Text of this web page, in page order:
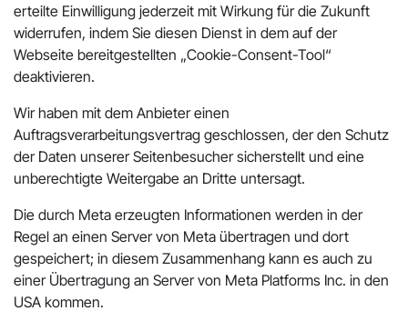
erteilte Einwilligung jederzeit mit Wirkung für die Zukunft
widerrufen, indem Sie diesen Dienst in dem auf der
Webseite bereitgestellten „Cookie-Consent-Tool“
deaktivieren.
Wir haben mit dem Anbieter einen
Auftragsverarbeitungsvertrag geschlossen, der den Schutz
der Daten unserer Seitenbesucher sicherstellt und eine
unberechtigte Weitergabe an Dritte untersagt.
Die durch Meta erzeugten Informationen werden in der
Regel an einen Server von Meta übertragen und dort
gespeichert; in diesem Zusammenhang kann es auch zu
einer Übertragung an Server von Meta Platforms Inc. in den
USA kommen.